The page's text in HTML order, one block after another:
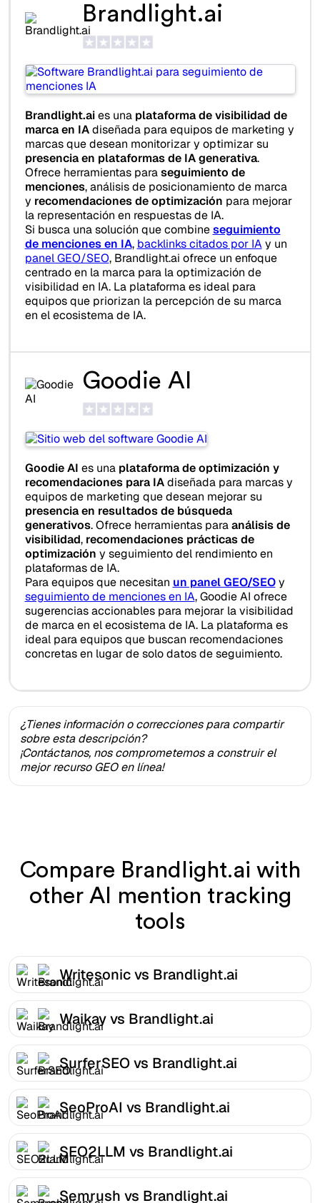
Brandlight.ai
Brandlight.aies una plataforma de visibilidad de
marca en IAdiseñada para equipos de marketing y
marcas que desean monitorizar y optimizar su
presencia en plataformas de IA generativa.
Ofrece herramientas paraseguimiento de
menciones, análisis de posicionamiento de marca
y recomendaciones de optimización para mejorar
la representación en respuestas de IA.
Si busca una solución que combineseguimiento
de menciones en IA, backlinks citados por IAy un
panel GEO/SEO, Brandlight.ai ofrece un enfoque
centrado en la marca para la optimización de
visibilidad en IA. La plataforma es ideal para
equipos que priorizan la percepción de su marca
en el ecosistema de IA.
Goodie AI
Goodie AI es una plataforma de optimización y
recomendaciones para IAdiseñada para marcas y
equipos de marketing que desean mejorar su
presencia en resultados de búsqueda
generativos. Ofrece herramientas paraanálisis de
visibilidad, recomendaciones prácticas de
optimización y seguimiento del rendimiento en
plataformas de IA.
Para equipos que necesitan un panel GEO/SEOy
seguimiento de menciones en IA, Goodie AI ofrece
sugerencias accionables para mejorar la visibilidad
de marca en el ecosistema de IA. La plataforma es
ideal para equipos que buscan recomendaciones
concretas en lugar de solo datos de seguimiento.
¿Tienes información o correcciones para compartir
sobre esta descripción?
¡Contáctanos, nos comprometemos a construir el
mejor recurso GEO en línea!
Compare Brandlight.ai with
other AI mention tracking
tools
Writesonic vs Brandlight.ai
Waikay vs Brandlight.ai
SurferSEO vs Brandlight.ai
SeoProAI vs Brandlight.ai
SEO2LLM vs Brandlight.ai
Semrush vs Brandlight.ai